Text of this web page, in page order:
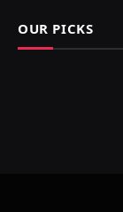
OUR PICKS